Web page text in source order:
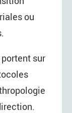
ou
sur